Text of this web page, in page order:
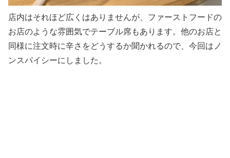
店内はそれほど広くはありませんが、ファーストフードの
お店のような雰囲気でテーブル席もあります。他のお店と
同様に注文時に辛さをどうするか聞かれるので、今回はノ
ンスパイシーにしました。